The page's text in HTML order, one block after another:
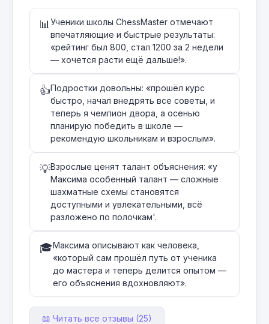
📊 Ученики школы ChessMaster отмечают
впечатляющие и быстрые результаты:
«рейтинг был 800, стал 1200 за 2 недели
— хочется расти ещё дальше!».
👍Подростки довольны: «прошёл курс
быстро, начал внедрять все советы, и
теперь я чемпион двора, а осенью
планирую победить в школе —
рекомендую школьникам и взрослым».
💡Взрослые ценят талант объяснения: «у
Максима особенный талант — сложные
шахматные схемы становятся
доступными и увлекательными, всё
разложено по полочкам'.
🎓Максима описывают как человека,
«который сам прошёл путь от ученика
до мастера и теперь делится опытом —
его объяснения вдохновляют».
📖 Читать все отзывы (25)